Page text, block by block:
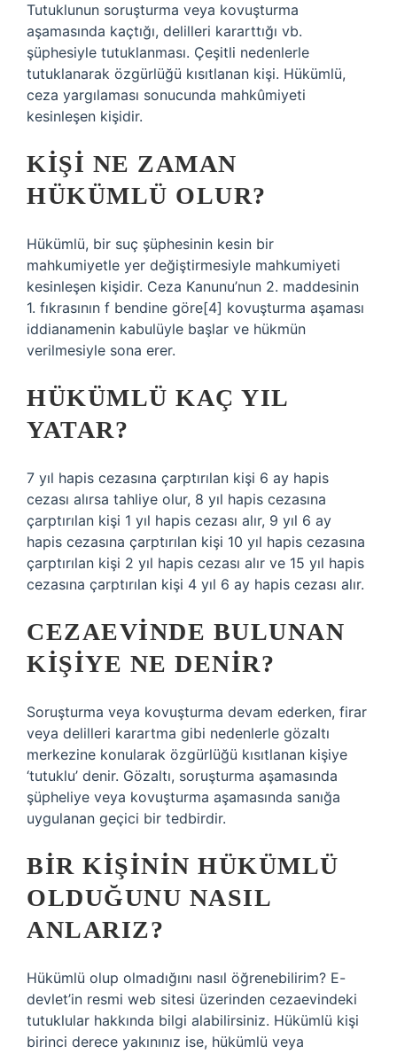
Tutuklunun soruşturma veya kovuşturma
aşamasında kaçtığı, delilleri kararttığı vb.
şüphesiyle tutuklanması. Çeşitli nedenlerle
tutuklanarak özgürlüğü kısıtlanan kişi. Hükümlü,
ceza yargılaması sonucunda mahkûmiyeti
kesinleşen kişidir.
KIŞI NE ZAMAN
HÜKÜMLÜ OLUR?
Hükümlü, bir suç şüphesinin kesin bir
mahkumiyetle yer değiştirmesiyle mahkumiyeti
kesinleşen kişidir. Ceza Kanunu’nun 2. maddesinin
1. fıkrasının f bendine göre[4] kovuşturma aşaması
iddianamenin kabulüyle başlar ve hükmün
verilmesiyle sona erer.
HÜKÜMLÜ KAÇ YIL
YATAR?
7 yıl hapis cezasına çarptırılan kişi 6 ay hapis
cezası alırsa tahliye olur, 8 yıl hapis cezasına
çarptırılan kişi 1 yıl hapis cezası alır, 9 yıl 6 ay
hapis cezasına çarptırılan kişi 10 yıl hapis cezasına
çarptırılan kişi 2 yıl hapis cezası alır ve 15 yıl hapis
cezasına çarptırılan kişi 4 yıl 6 ay hapis cezası alır.
CEZAEVINDE BULUNAN
KIŞIYE NE DENIR?
Soruşturma veya kovuşturma devam ederken, firar
veya delilleri karartma gibi nedenlerle gözaltı
merkezine konularak özgürlüğü kısıtlanan kişiye
‘tutuklu’ denir. Gözaltı, soruşturma aşamasında
şüpheliye veya kovuşturma aşamasında sanığa
uygulanan geçici bir tedbirdir.
BIR KIŞININ HÜKÜMLÜ
OLDUĞUNU NASIL
ANLARIZ?
Hükümlü olup olmadığını nasıl öğrenebilirim? E-
devlet’in resmi web sitesi üzerinden cezaevindeki
tutuklular hakkında bilgi alabilirsiniz. Hükümlü kişi
birinci derece yakınınız ise, hükümlü veya